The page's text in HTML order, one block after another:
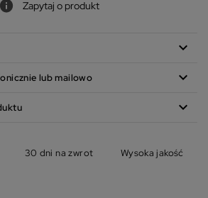
Zapytaj o produkt
expand_more
lub mailowo expand_more
expand_more
30 dni na zwrot Wysoka jakość